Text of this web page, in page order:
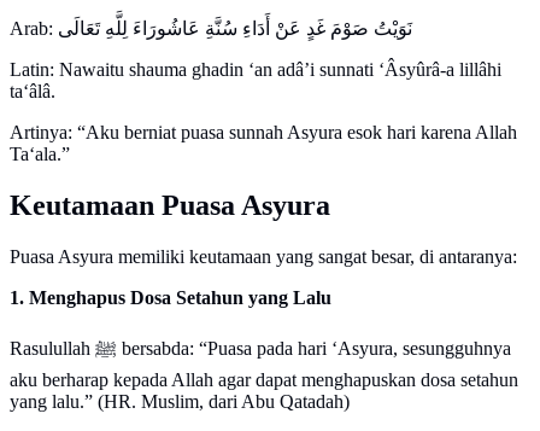
Arab: نَوَيْتُ صَوْمَ غَدٍ عَنْ أَدَاءِ سُنَّةِ عَاشُورَاءَ لِلَّهِ تَعَالَى
Latin: Nawaitu shauma ghadin ‘an adâ’i sunnati ‘Âsyûrâ-a lillâhi
ta‘âlâ.
Artinya: “Aku berniat puasa sunnah Asyura esok hari karena Allah
Ta‘ala.”
Keutamaan Puasa Asyura
Puasa Asyura memiliki keutamaan yang sangat besar, di antaranya:
1. Menghapus Dosa Setahun yang Lalu
Rasulullah ﷺ bersabda: “Puasa pada hari ‘Asyura, sesungguhnya
aku berharap kepada Allah agar dapat menghapuskan dosa setahun
yang lalu.” (HR. Muslim, dari Abu Qatadah)